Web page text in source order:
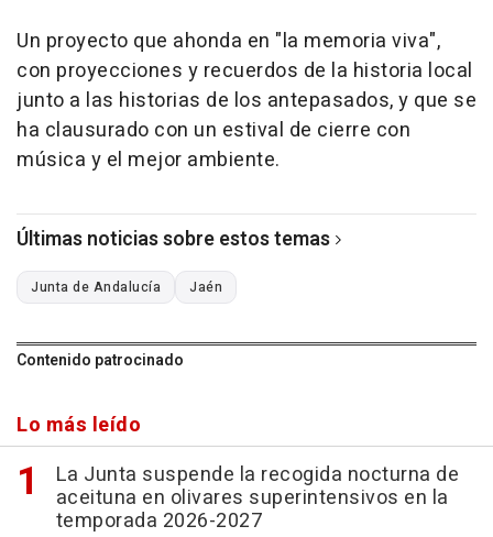
Un proyecto que ahonda en "la memoria viva",
con proyecciones y recuerdos de la historia local
junto a las historias de los antepasados, y que se
ha clausurado con un estival de cierre con
música y el mejor ambiente.
Últimas noticias sobre estos temas
Junta de Andalucía Jaén
Contenido patrocinado
Lo más leído
La Junta suspende la recogida nocturna de
aceituna en olivares superintensivos en la
temporada 2026-2027